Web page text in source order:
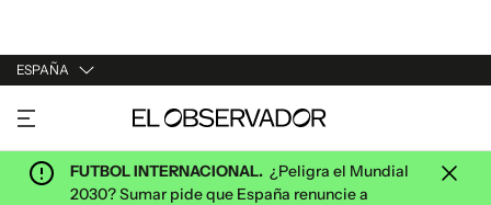
ESPAÑA
URUGUAY
ARGENTINA
ESPAÑA
FUTBOL INTERNACIONAL. ¿Peligra el Mundial
2030? Sumar pide que España renuncie a